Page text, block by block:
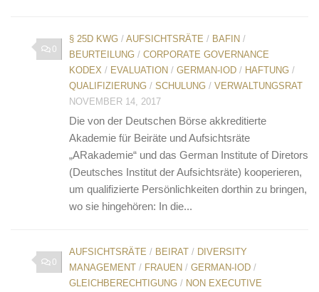
0
§ 25D KWG / AUFSICHTSRÄTE / BAFIN /
BEURTEILUNG / CORPORATE GOVERNANCE
KODEX / EVALUATION / GERMAN-IOD / HAFTUNG /
QUALIFIZIERUNG / SCHULUNG / VERWALTUNGSRAT
NOVEMBER 14, 2017
Die von der Deutschen Börse akkreditierte
Akademie für Beiräte und Aufsichtsräte
„ARakademie“ und das German Institute of Diretors
(Deutsches Institut der Aufsichtsräte) kooperieren,
um qualifizierte Persönlichkeiten dorthin zu bringen,
wo sie hingehören: In die...
0
AUFSICHTSRÄTE / BEIRAT / DIVERSITY
MANAGEMENT / FRAUEN / GERMAN-IOD /
GLEICHBERECHTIGUNG / NON EXECUTIVE